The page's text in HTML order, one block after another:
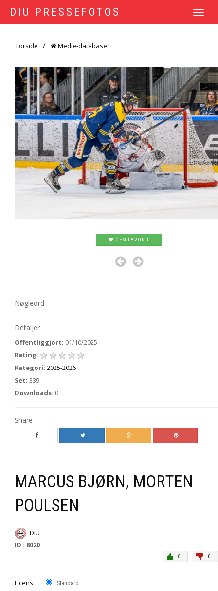
DIU PRESSEFOTOS
TOGGLE
Forside Medie-database
GEM FAVORIT
Nøgleord:
Detaljer
Offentliggjort: 01/10/2025
Rating:
Kategori: 2025-2026
Set: 339
Downloads: 0
Share
MARCUS BJØRN, MORTEN
POULSEN
DIU
ID : 8020
0
0
Licens: Standard